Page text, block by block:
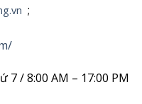
;
7 / 8:00 AM – 17:00 PM